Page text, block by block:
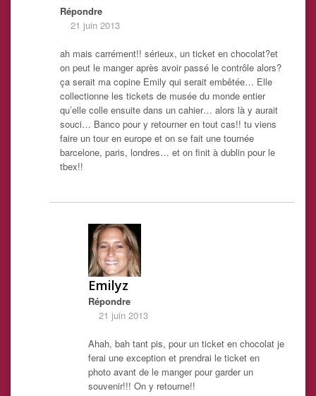
Répondre
21 juin 2013
ah mais carrément!! sérieux, un ticket en chocolat?et
on peut le manger après avoir passé le contrôle alors?
ça serait ma copine Emily qui serait embêtée… Elle
collectionne les tickets de musée du monde entier
qu’elle colle ensuite dans un cahier… alors là y aurait
souci… Banco pour y retourner en tout cas!! tu viens
faire un tour en europe et on se fait une tournée
barcelone, paris, londres… et on finit à dublin pour le
tbex!!
Emilyz
Répondre
21 juin 2013
Ahah, bah tant pis, pour un ticket en chocolat je
ferai une exception et prendrai le ticket en
photo avant de le manger pour garder un
souvenir!!! On y retourne!!